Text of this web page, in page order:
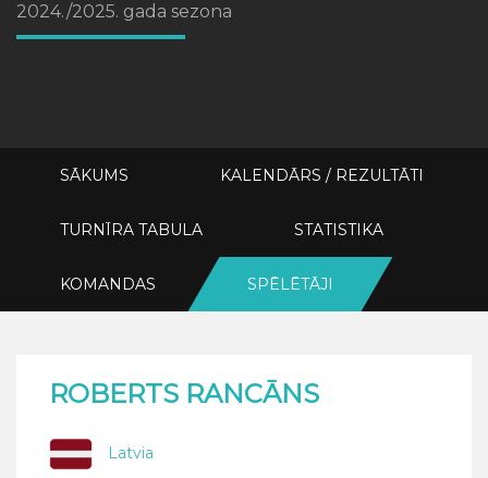
2024./2025. gada sezona
SĀKUMS KALENDĀRS / REZULTĀTI
TURNĪRA TABULA STATISTIKA
KOMANDAS SPĒLĒTĀJI
ROBERTS RANCĀNS
Latvia